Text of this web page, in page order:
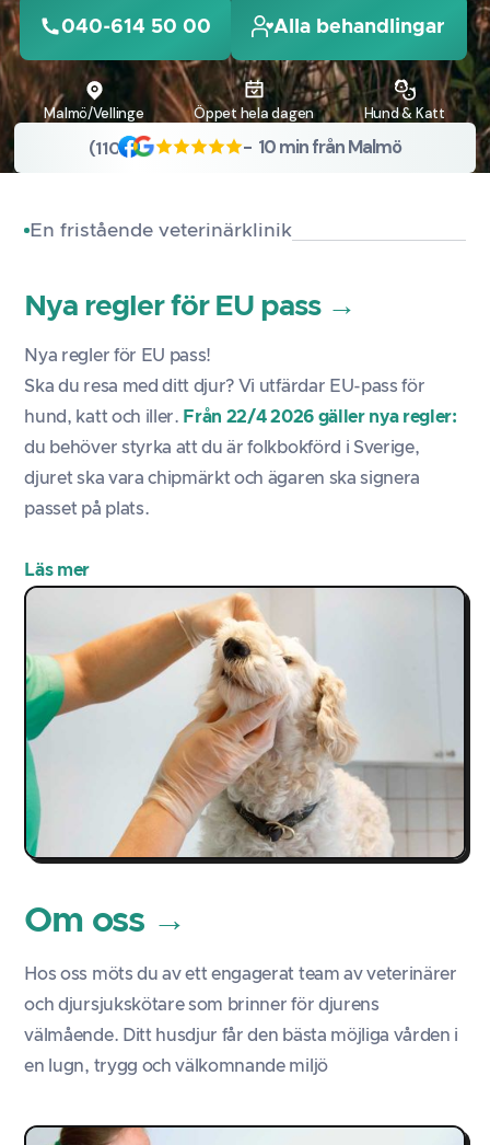
040-614 50 00 Alla behandlingar
Malmö/Vellinge Öppet hela dagen Hund &Katt
(110) - 10 minfrån Malmö
En fristående veterinärklinik
Nya regler för EU pass →
Nya regler för EU pass!
Ska du resa med ditt djur? Vi utfärdar EU-pass för
hund, katt och iller. Från 22/4 2026 gäller nya regler:
du behöver styrka att du är folkbokförd i Sverige,
djuret ska vara chipmärkt och ägaren ska signera
passet på plats.
Läs mer
Om oss →
Hos oss möts du av ett engagerat team av veterinärer
och djursjukskötare som brinner för djurens
välmående. Ditt husdjur får den bästa möjliga vården i
en lugn, trygg och välkomnande miljö